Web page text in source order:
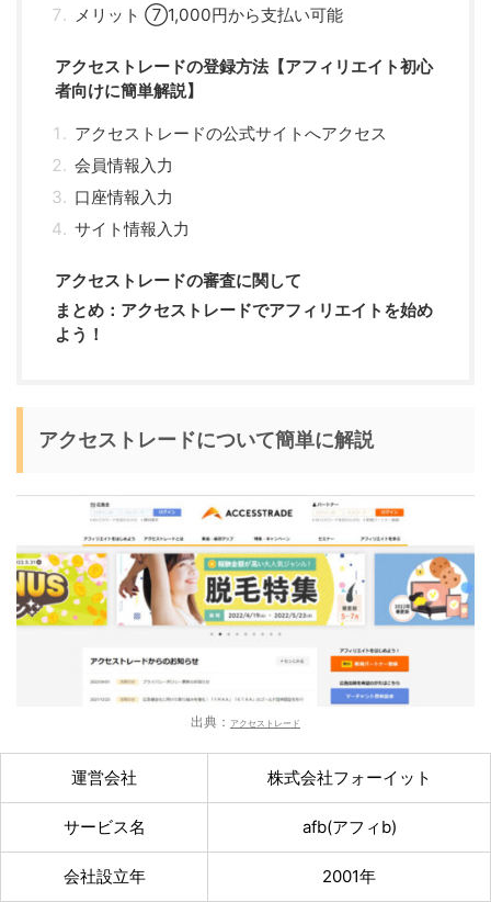
メリット ⑦1,000円から支払い可能
アクセストレードの登録方法【アフィリエイト初心
者向けに簡単解説】
アクセストレードの公式サイトへアクセス
会員情報入力
口座情報入力
サイト情報入力
アクセストレードの審査に関して
まとめ：アクセストレードでアフィリエイトを始め
よう！
アクセストレードについて簡単に解説
出典： アクセストレード
運営会社 株式会社フォーイット
サービス名 afb(アフィb)
会社設立年 2001年